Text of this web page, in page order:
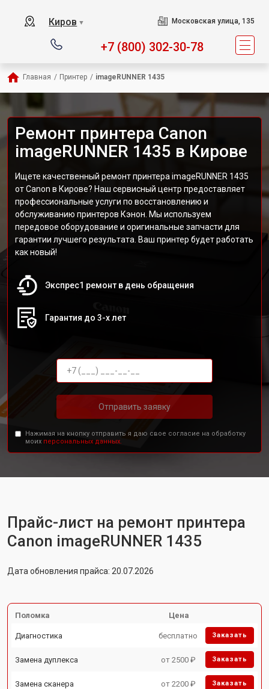
Киров ▼ Московская улица, 135
+7 (800) 302-30-78
Главная / Принтер / imageRUNNER 1435
Ремонт принтера Canon
imageRUNNER 1435 в Кирове
Ищете качественный ремонт принтера imageRUNNER 1435
от Canon в Кирове? Наш сервисный центр предоставляет
профессиональные услуги по восстановлению и
обслуживанию принтеров Кэнон. Мы используем
передовое оборудование и оригинальные запчасти для
гарантии лучшего результата. Ваш принтер будет работать
как новый!
Экспрес1 ремонт в день обращения
Гарантия до 3-х лет
Отправить заявку
Нажимая на кнопку отправить я даю свое согласие на обработку
моих персональных данных.
Прайс-лист на ремонт принтера
Canon imageRUNNER 1435
Дата обновления прайса: 20.07.2026
Поломка Цена
Диагностика бесплатно Заказать
Замена дуплекса от 2500 ₽ Заказать
Замена сканера от 2200 ₽ Заказать